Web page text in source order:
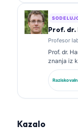
Prof. dr.
Profesor
Prof. dr.
znanja iz
in
na
Kazalo